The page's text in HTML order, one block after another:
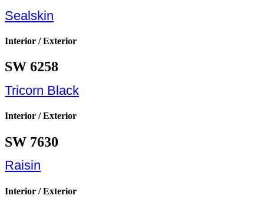
Sealskin
Interior / Exterior
SW 6258
Tricorn Black
Interior / Exterior
SW 7630
Raisin
Interior / Exterior